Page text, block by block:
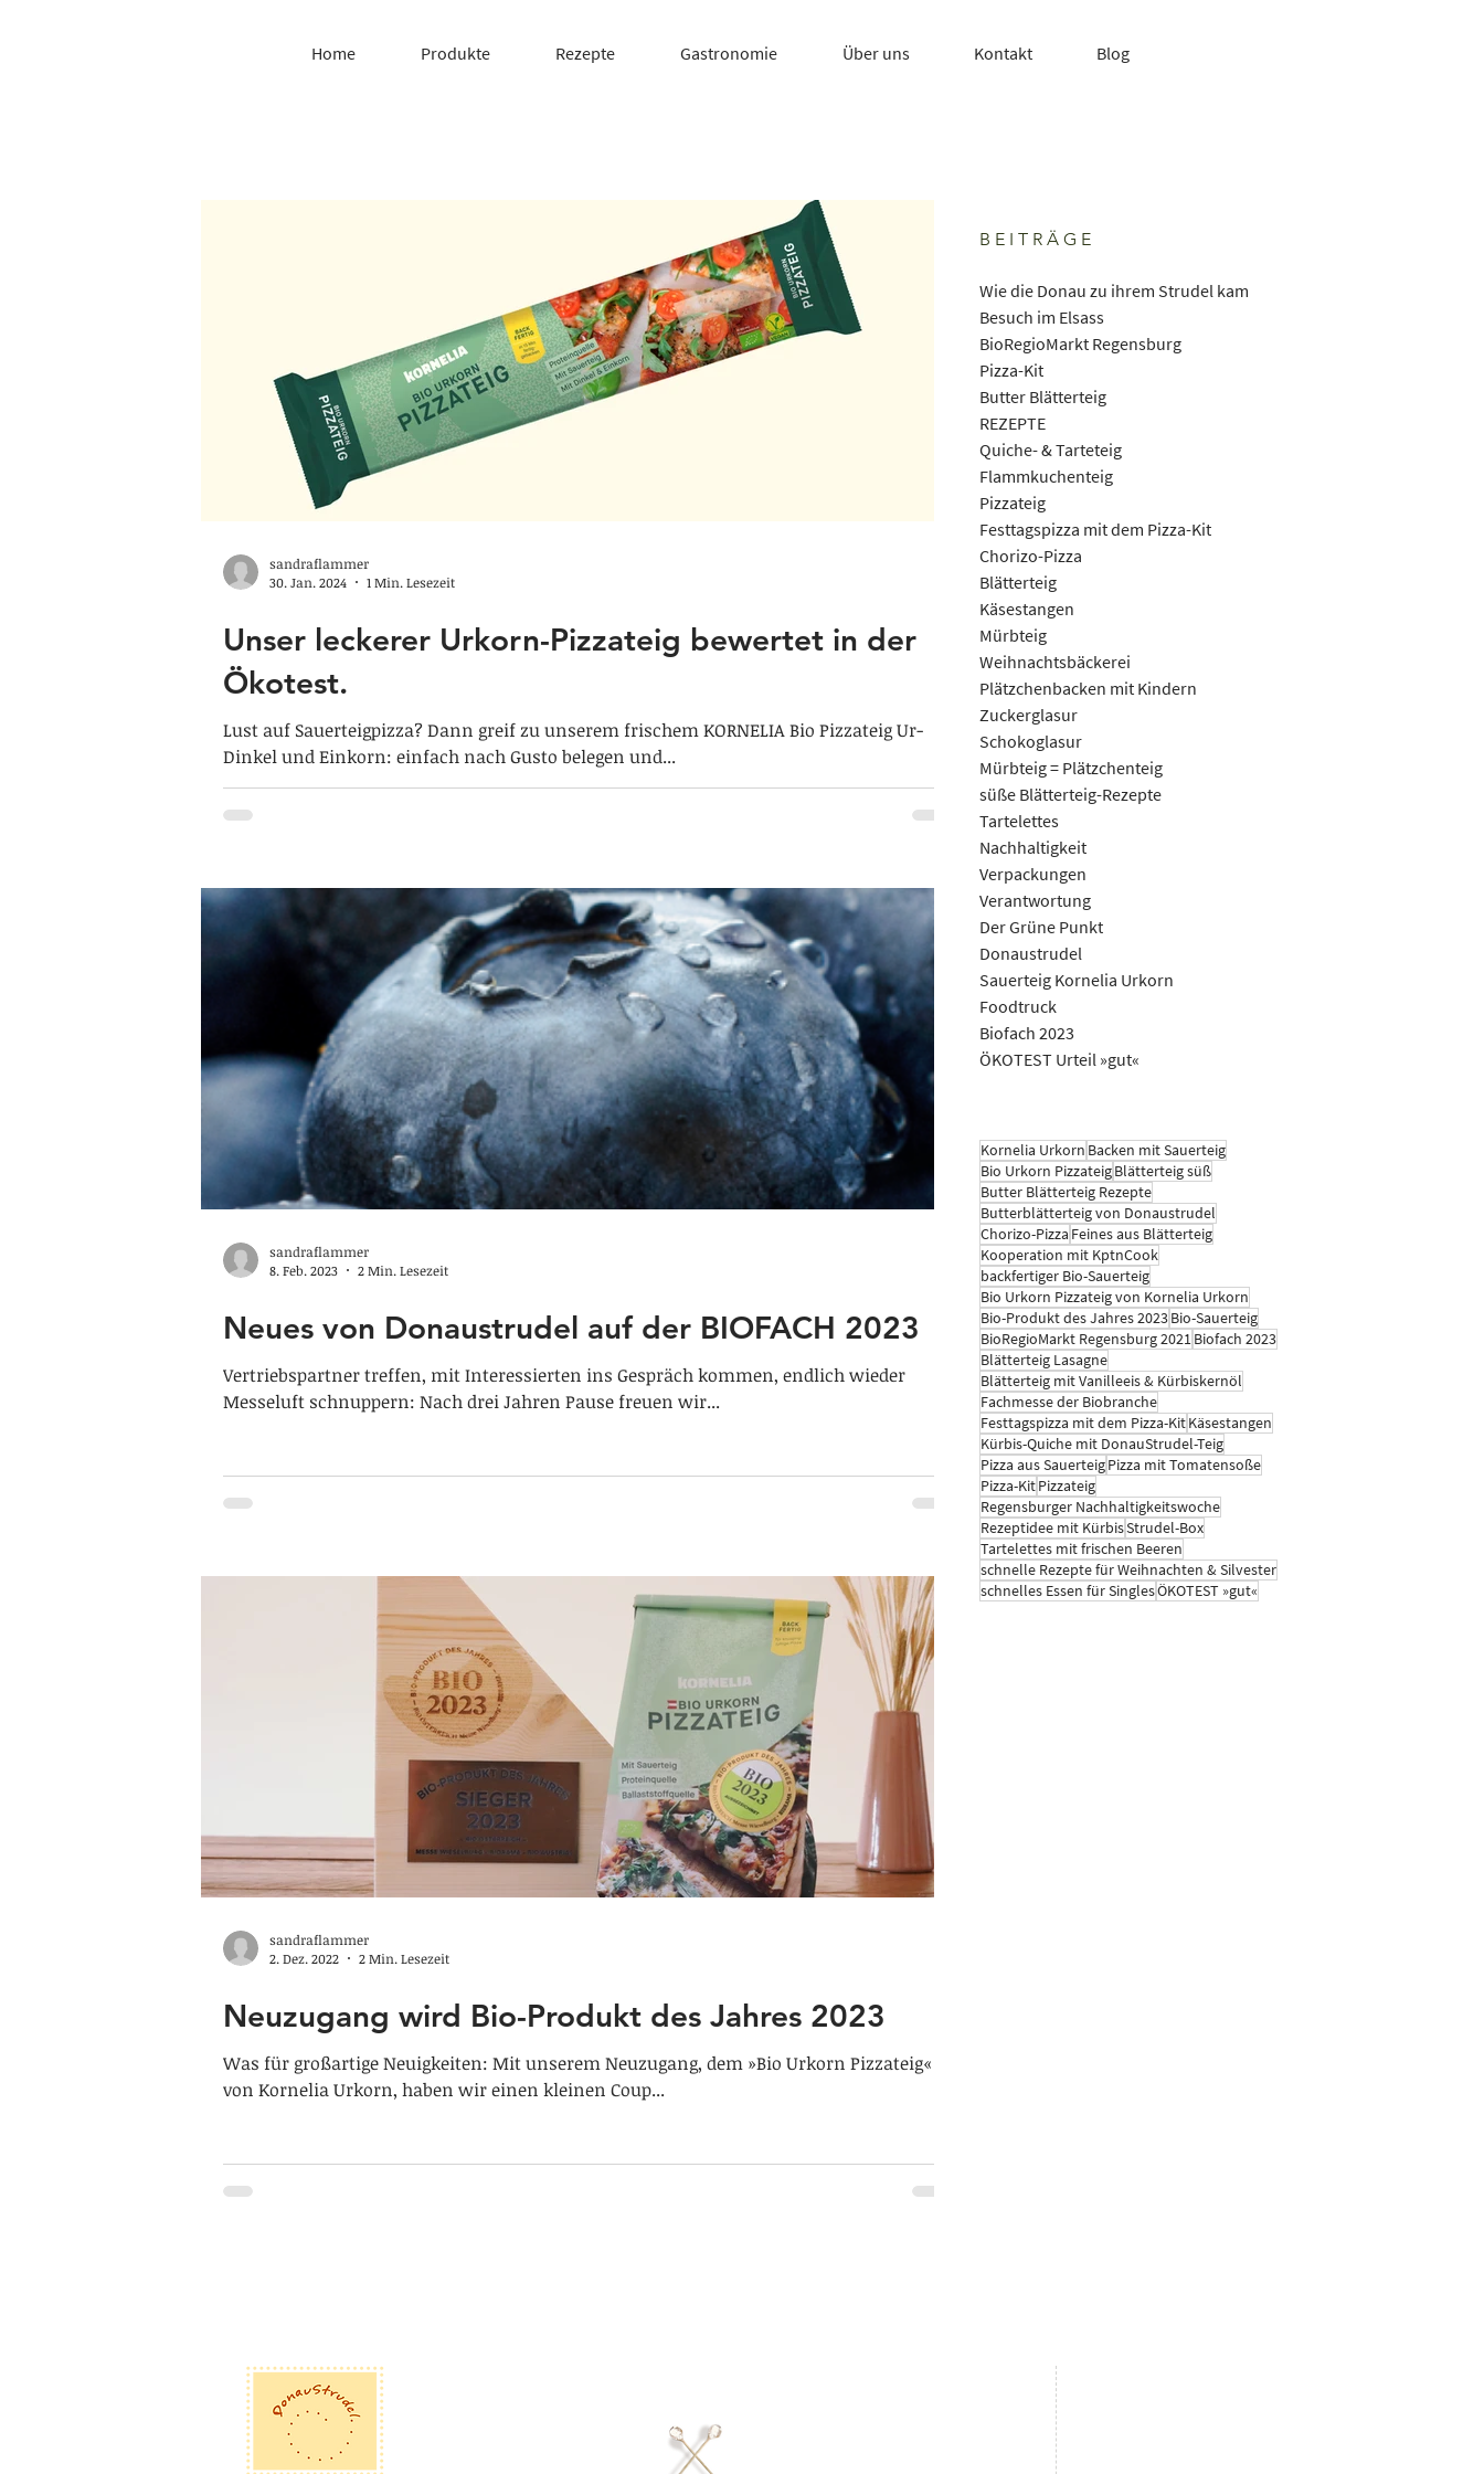
Home Produkte Rezepte Gastronomie Über uns Kontakt Blog
Unser leckerer Urkorn-Pizzateig bewertet in der
Ökotest.
Lust auf Sauerteigpizza? Dann greif zu unserem frischem KORNELIA Bio Pizzateig Ur-
Dinkel und Einkorn: einfach nach Gusto belegen und...
sandraflammer
30. Jan. 2024
1 Min. Lesezeit
Neues von Donaustrudel auf der BIOFACH 2023
Vertriebspartner treffen, mit Interessierten ins Gespräch kommen, endlich wieder
Messeluft schnuppern: Nach drei Jahren Pause freuen wir...
sandraflammer
8. Feb. 2023
2 Min. Lesezeit
Neuzugang wird Bio-Produkt des Jahres 2023
Was für großartige Neuigkeiten: Mit unserem Neuzugang, dem »Bio Urkorn Pizzateig«
von Kornelia Urkorn, haben wir einen kleinen Coup...
sandraflammer
2. Dez. 2022
2 Min. Lesezeit
BEITRÄGE
Wie die Donau zu ihrem Strudel kam
Besuch im Elsass
BioRegioMarkt Regensburg
Pizza-Kit
Butter Blätterteig
REZEPTE
Quiche- & Tarteteig
Flammkuchenteig
Pizzateig
Festtagspizza mit dem Pizza-Kit
Chorizo-Pizza
Blätterteig
Käsestangen
Mürbteig
Weihnachtsbäckerei
Plätzchenbacken mit Kindern
Zuckerglasur
Schokoglasur
Mürbteig = Plätzchenteig
süße Blätterteig-Rezepte
Tartelettes
Nachhaltigkeit
Verpackungen
Verantwortung
Der Grüne Punkt
Donaustrudel
Sauerteig Kornelia Urkorn
Foodtruck
Biofach 2023
ÖKOTEST Urteil »gut«
Kornelia Urkorn Backen mit Sauerteig
Bio Urkorn PizzateigBlätterteig süß
Butter Blätterteig Rezepte
Butterblätterteig von Donaustrudel
Chorizo-Pizza Feines aus Blätterteig
Kooperation mit KptnCook
backfertiger Bio-Sauerteig
Bio Urkorn Pizzateig von Kornelia Urkorn
Bio-Produkt des Jahres 2023Bio-Sauerteig
BioRegioMarkt Regensburg 2021Biofach 2023
Blätterteig Lasagne
Blätterteig mit Vanilleeis & Kürbiskernöl
Fachmesse der Biobranche
Festtagspizza mit dem Pizza-KitKäsestangen
Kürbis-Quiche mit DonauStrudel-Teig
Pizza aus SauerteigPizza mit Tomatensoße
Pizza-KitPizzateig
Regensburger Nachhaltigkeitswoche
Rezeptidee mit KürbisStrudel-Box
Tartelettes mit frischen Beeren
schnelle Rezepte für Weihnachten & Silvester
schnelles Essen für SinglesÖKOTEST »gut«